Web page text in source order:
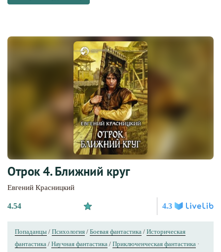
Отрок 4. Ближний круг
Евгений Красницкий
4.54 4.3
Попаданцы / Психология / Боевая фантастика / Историческая
фантастика / Научная фантастика / Приключенческая фантастика ·